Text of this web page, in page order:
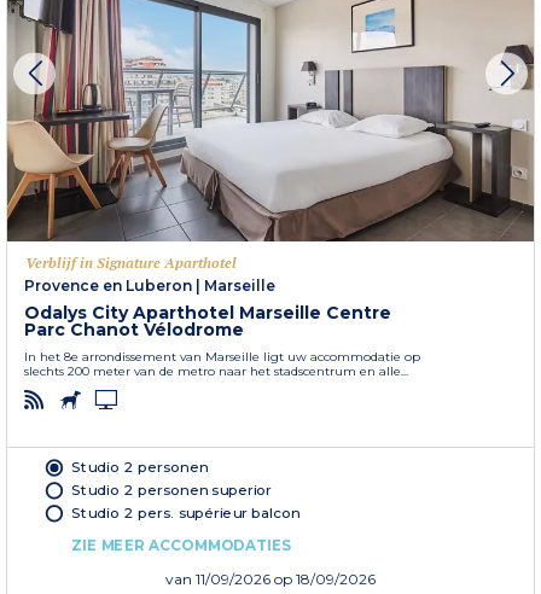
Verblijf in Signature Aparthotel
Provence en Luberon | Marseille
Odalys City Aparthotel Marseille Centre
Parc Chanot Vélodrome
In het 8e arrondissement van Marseille ligt uw accommodatie op
slechts 200 meter van de metro naar het stadscentrum en alle...
Studio 2 personen
Studio 2 personen superior
Studio 2 pers. supérieur balcon
ZIE MEER ACCOMMODATIES
van 11/09/2026 op 18/09/2026